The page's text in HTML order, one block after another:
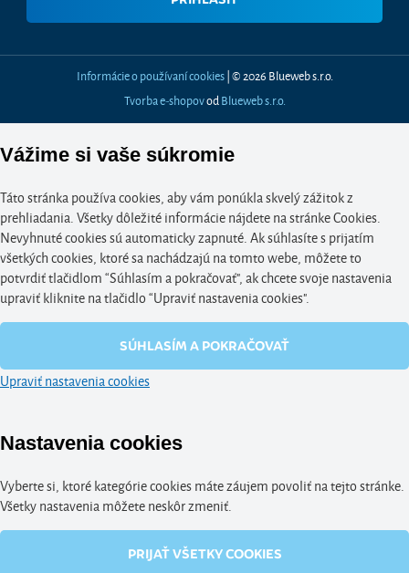
Informácie o používaní cookies| © 2026 Blueweb s.r.o.
Tvorba e-shopovod Blueweb s.r.o.
Vážime si vaše súkromie
Táto stránka používa cookies, aby vám ponúkla skvelý zážitok z
prehliadania. Všetky dôležité informácie nájdete na stránke Cookies.
Nevyhnuté cookies sú automaticky zapnuté. Ak súhlasíte s prijatím
všetkých cookies, ktoré sa nachádzajú na tomto webe, môžete to
potvrdiť tlačidlom “Súhlasím a pokračovať", ak chcete svoje nastavenia
upraviť kliknite na tlačidlo “Upraviť nastavenia cookies".
SÚHLASÍM A POKRAČOVAŤ
Upraviť nastavenia cookies
Nastavenia cookies
Vyberte si, ktoré kategórie cookies máte záujem povoliť na tejto stránke.
Všetky nastavenia môžete neskôr zmeniť.
PRIJAŤ VŠETKY COOKIES